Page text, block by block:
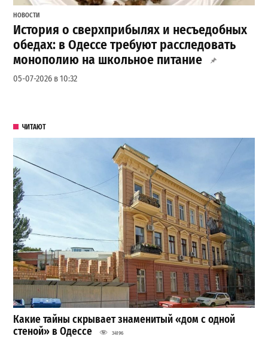
НОВОСТИ
История о сверхприбылях и несъедобных
обедах: в Одессе требуют расследовать
монополию на школьное питание
05-07-2026 в 10:32
ЧИТАЮТ
Какие тайны скрывает знаменитый «дом с одной
стеной» в Одессе
34196